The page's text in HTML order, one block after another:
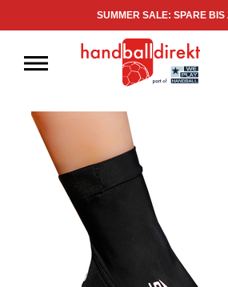
SUMMER SALE: SPARE BIS